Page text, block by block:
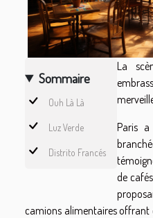
Sommaire
Ouh Là Là
Luz Verde
Distrito Francés
La
Paris
de
camions alimentaires offrant